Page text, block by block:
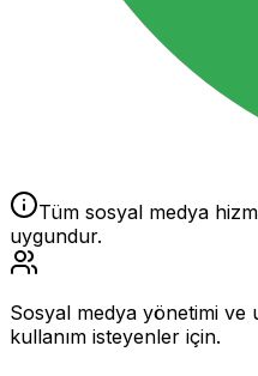
Tüm sosyal medya
uygundur.
Sosyal medya yönetimi
kullanım isteyenler için.